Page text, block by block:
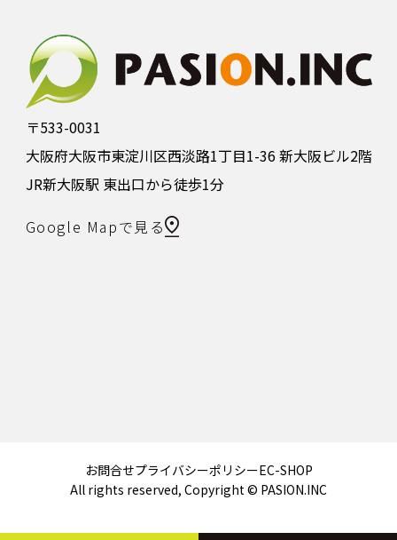
〒533-0031
大阪府大阪市東淀川区西淡路1丁目1-36 新大阪ビル2階
JR新大阪駅 東出口から徒歩1分
Google Mapで見る
お問合せプライバシーポリシーEC-SHOP
All rights reserved, Copyright © PASION.INC